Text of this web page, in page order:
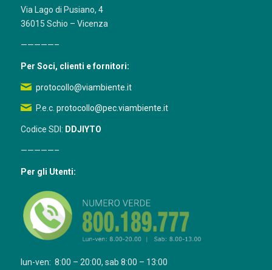
Via Lago di Pusiano, 4
36015 Schio – Vicenza
—————–
Per Soci, clienti e fornitori:
protocollo@viambiente.it
P.e.c. protocollo@pec.viambiente.it
Codice SDI: DDJIYTO
—————–
Per gli Utenti:
lun-ven: 8:00 – 20:00, sab 8:00 – 13:00